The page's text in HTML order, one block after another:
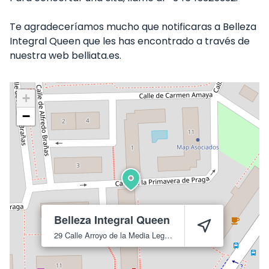
Te agradeceríamos mucho que notificaras a Belleza
Integral Queen que les has encontrado a través de
nuestra web belliata.es.
Belleza Integral Queen
29 Calle Arroyo de la Media Legua 28030
+
−